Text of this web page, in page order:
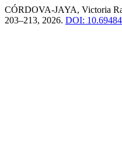
CÓRDOVA-JAYA, Victoria
203–213, 2026. DOI: